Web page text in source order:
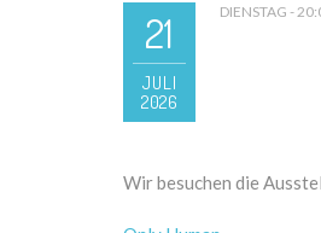
21
JULI
2026
DIENSTAG -
Wir besuchen die